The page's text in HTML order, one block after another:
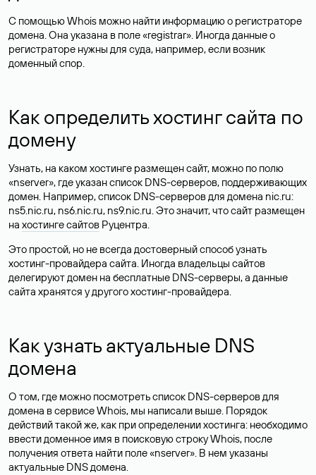
С помощью Whois можно найти информацию о регистраторе
домена. Она указана в поле «registrar». Иногда данные о
регистраторе нужны для суда, например, если возник
доменный спор.
Как определить хостинг сайта по
домену
Узнать, на каком хостинге размещен сайт, можно по полю
«nserver», где указан список DNS-серверов, поддерживающих
домен. Например, список DNS-серверов для домена nic.ru:
ns5.nic.ru, ns6.nic.ru, ns9.nic.ru. Это значит, что сайт размещен
на хостинге сайтов Руцентра.
Это простой, но не всегда достоверный способ узнать
хостинг-провайдера сайта. Иногда владельцы сайтов
делегируют домен на бесплатные DNS-серверы, а данные
сайта хранятся у другого хостинг-провайдера.
Как узнать актуальные DNS
домена
О том, где можно посмотреть список DNS-серверов для
домена в сервисе Whois, мы написали выше. Порядок
действий такой же, как при определении хостинга: необходимо
ввести доменное имя в поисковую строку Whois, после
получения ответа найти поле «nserver». В нем указаны
актуальные DNS домена.